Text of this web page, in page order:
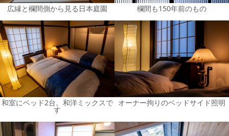
広縁と欄間側から見る日本庭園 欄間も150年前のもの
和室にベッド2台。和洋ミックスで
す
オーナー拘りのベッドサイド照明